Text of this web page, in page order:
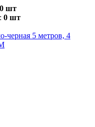
0 шт
0 шт
черная 5 метров, 4